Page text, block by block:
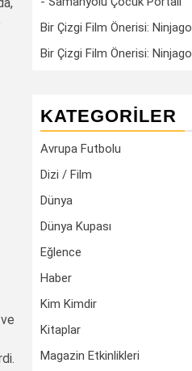
Bir Çizgi Film Önerisi: Ninjago
Bir Çizgi Film Önerisi: Ninjago
KATEGORILER
Avrupa Futbolu
Dizi / Film
Dünya
Dünya Kupası
Eğlence
Haber
Kim Kimdir
Kitaplar
Magazin Etkinlikleri